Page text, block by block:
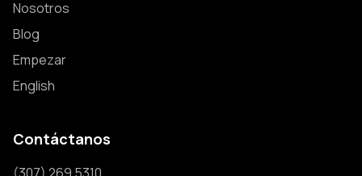
Nosotros
Blog
Empezar
English
Contáctanos